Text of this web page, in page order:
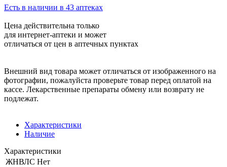
Есть в наличии в 43 аптеках
Цена действительна только
для интернет-аптеки и может
отличаться от цен в аптечных пунктах
Внешний вид товара может отличаться от изображенного на
фотографии, пожалуйста проверьте товар перед оплатой на
кассе. Лекарственные препараты обмену или возврату не
подлежат.
Характеристики
Наличие
Характеристики
ЖНВЛС Нет